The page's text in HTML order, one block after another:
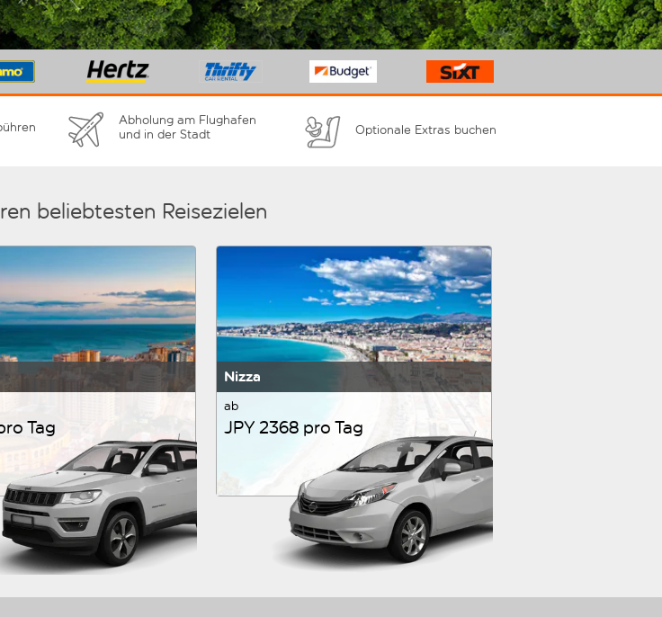
Abholung am Flughafen
und in der Stadt
Optionale Extras buchen
beliebtesten Reisezielen
Tag
Nizza
ab
JPY 2368 pro Tag